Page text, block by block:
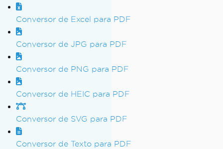
Conversor de Excel para PDF
Conversor de JPG para PDF
Conversor de PNG para PDF
Conversor de HEIC para PDF
Conversor de SVG para PDF
Conversor de Texto para PDF